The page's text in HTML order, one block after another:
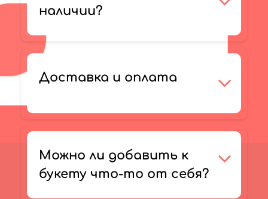
наличии?
Доставка и оплата
Можно ли добавить к
букету что-то от себя?